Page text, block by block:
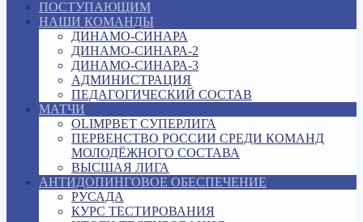
ПОСТУПАЮЩИМ
НАШИ КОМАНДЫ
ДИНАМО-СИНАРА
ДИНАМО-СИНАРА-2
ДИНАМО-СИНАРА-3
АДМИНИСТРАЦИЯ
ПЕДАГОГИЧЕСКИЙ СОСТАВ
МАТЧИ
OLIMPBET СУПЕРЛИГА
ПЕРВЕНСТВО РОССИИ СРЕДИ КОМАНД
МОЛОДЁЖНОГО СОСТАВА
ВЫСШАЯ ЛИГА
АНТИДОПИНГОВОЕ ОБЕСПЕЧЕНИЕ
РУСАДА
КУРС ТЕСТИРОВАНИЯ